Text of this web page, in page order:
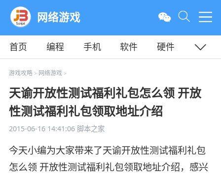
网络游戏
首页 编程 手机 软件
硬件
教程
平面
游戏攻略> 网络游戏>
天谕开放性测试福利礼包怎么领 开放
性测试福利礼包领取地址介绍
2015-06-16 14:41:06脚本之家
今天小编为大家带来了天谕开放性测试福利礼包
怎么领 开放性测试福利礼包领取地址介绍，感兴